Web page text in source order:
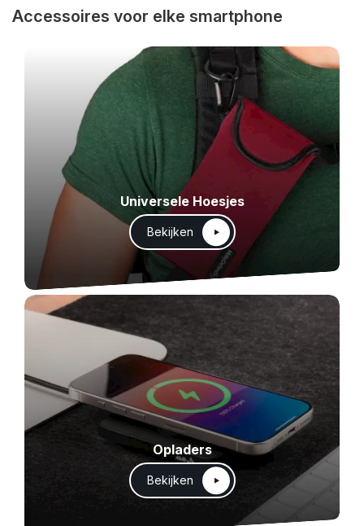
Accessoires voor elke smartphone
Universele Hoesjes
Bekijken
Opladers
Bekijken